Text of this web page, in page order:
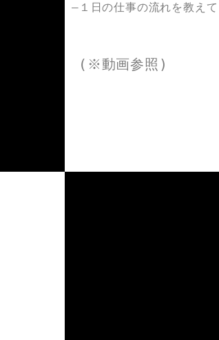
―１日の仕事の流れを教え
(※動画参照)